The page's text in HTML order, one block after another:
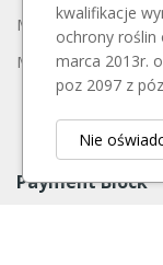
Mapa Strony
Moje Konto
Payment Block
kwalifikacje
ochrony roślin
marca 2013r.
poz 2097 z
Nie